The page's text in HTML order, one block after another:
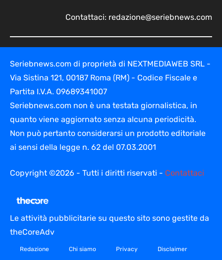
Contattaci: redazione@seriebnews.com
Seriebnews.com di proprietà di NEXTMEDIAWEB SRL -
Via Sistina 121, 00187 Roma (RM) - Codice Fiscale e
Partita I.V.A. 09689341007
Seriebnews.com non è una testata giornalistica, in
quanto viene aggiornato senza alcuna periodicità.
Non può pertanto considerarsi un prodotto editoriale
ai sensi della legge n. 62 del 07.03.2001
Copyright ©2026 - Tutti i diritti riservati - Contattaci
Le attività pubblicitarie su questo sito sono gestite da
theCoreAdv
Redazione Chi siamo Privacy Disclaimer